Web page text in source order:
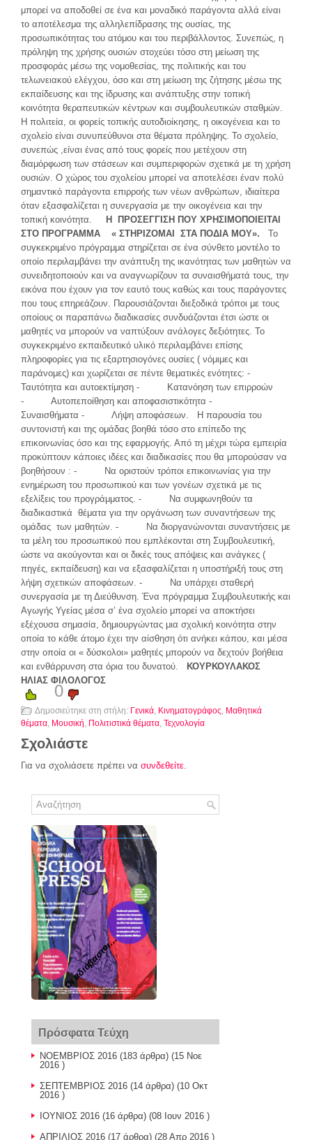
μπορεί να αποδοθεί σε ένα και μοναδικό παράγοντα αλλά είναι
το αποτέλεσμα της αλληλεπίδρασης της ουσίας, της
προσωπικότητας του ατόμου και του περιβάλλοντος. Συνεπώς, η
πρόληψη της χρήσης ουσιών στοχεύει τόσο στη μείωση της
προσφοράς μέσω της νομοθεσίας, της πολιτικής και του
τελωνειακού ελέγχου, όσο και στη μείωση της ζήτησης μέσω της
εκπαίδευσης και της ίδρυσης και ανάπτυξης στην τοπική
κοινότητα θεραπευτικών κέντρων και συμβουλευτικών σταθμών.
Η πολιτεία, οι φορείς τοπικής αυτοδιοίκησης, η οικογένεια και το
σχολείο είναι συνυπεύθυνοι στα θέματα πρόληψης. Το σχολείο,
συνεπώς ,είναι ένας από τους φορείς που μετέχουν στη
διαμόρφωση των στάσεων και συμπεριφορών σχετικά με τη χρήση
ουσιών. Ο χώρος του σχολείου μπορεί να αποτελέσει έναν πολύ
σημαντικό παράγοντα επιρροής των νέων ανθρώπων, ιδιαίτερα
όταν εξασφαλίζεται η συνεργασία με την οικογένεια και την
τοπική κοινότητα.
Η ΠΡΟΣΕΓΓΙΣΗ ΠΟΥ ΧΡΗΣΙΜΟΠΟΙΕΙΤΑΙ
ΣΤΟ ΠΡΟΓΡΑΜΜΑ
« ΣΤΗΡΙΖΟΜΑΙ ΣΤΑ ΠΟΔΙΑ ΜΟΥ». Το
συγκεκριμένο πρόγραμμα στηρίζεται σε ένα σύνθετο μοντέλο το
οποίο περιλαμβάνει την ανάπτυξη της ικανότητας των μαθητών να
συνειδητοποιούν και να αναγνωρίζουν τα συναισθήματά τους, την
εικόνα που έχουν για τον εαυτό τους καθώς και τους παράγοντες
που τους επηρεάζουν. Παρουσιάζονται διεξοδικά τρόποι με τους
οποίους οι παραπάνω διαδικασίες συνδυάζονται έτσι ώστε οι
μαθητές να μπορούν να ναπτύξουν ανάλογες δεξιότητες. Το
συγκεκριμένο εκπαιδευτικό υλικό περιλαμβάνει επίσης
πληροφορίες για τις εξαρτησιογόνες ουσίες ( νόμιμες και
παράνομες) και χωρίζεται σε πέντε θεματικές ενότητες: -
Ταυτότητα και αυτοεκτίμηση - Κατανόηση των επιρροών
- Αυτοπεποίθηση και αποφασιστικότητα -
Συναισθήματα - Λήψη αποφάσεων. Η παρουσία του
συντονιστή και της ομάδας βοηθά τόσο στο επίπεδο της
επικοινωνίας όσο και της εφαρμογής. Από τη μέχρι τώρα εμπειρία
προκύπτουν κάποιες ιδέες και διαδικασίες που θα μπορούσαν να
βοηθήσουν : - Να οριστούν τρόποι επικοινωνίας για την
ενημέρωση του προσωπικού και των γονέων σχετικά με τις
εξελίξεις του προγράμματος. - Να συμφωνηθούν τα
διαδικαστικά θέματα για την οργάνωση των συναντήσεων της
ομάδας των μαθητών. - Να διοργανώνονται συναντήσεις με
τα μέλη του προσωπικού που εμπλέκονται στη Συμβουλευτική,
ώστε να ακούγονται και οι δικές τους απόψεις και ανάγκες (
πηγές, εκπαίδευση) και να εξασφαλίζεται η υποστήριξή τους στη
λήψη σχετικών αποφάσεων. - Να υπάρχει σταθερή
συνεργασία με τη Διεύθυνση. Ένα πρόγραμμα Συμβουλευτικής και
Αγωγής Υγείας μέσα σ’ ένα σχολείο μπορεί να αποκτήσει
εξέχουσα σημασία, δημιουργώντας μια σχολική κοινότητα στην
οποία το κάθε άτομο έχει την αίσθηση ότι ανήκει κάπου, και μέσα
στην οποία οι « δύσκολοι» μαθητές μπορούν να δεχτούν βοήθεια
και ενθάρρυνση στα όρια του δυνατού.
ΚΟΥΡΚΟΥΛΑΚΟΣ
ΗΛΙΑΣ ΦΙΛΟΛΟΓΟΣ
0
Δημοσιεύτηκε στη στήλη: Γενικά, Κινηματογράφος, Μαθητικά
θέματα, Μουσική, Πολιτιστικά θέματα, Τεχνολογία
Σχολιάστε
Για να σχολιάσετε πρέπει να συνδεθείτε.
Οι αδιάβαστοι...
Πρόσφατα Τεύχη
ΝΟΕΜΒΡΙΟΣ 2016 (183 άρθρα) (15 Νοε
2016 )
ΣΕΠΤΕΜΒΡΙΟΣ 2016 (14 άρθρα) (10 Οκτ
2016 )
ΙΟΥΝΙΟΣ 2016 (16 άρθρα) (08 Ιουν 2016 )
ΑΠΡΙΛΙΟΣ 2016 (17 άρθρα) (28 Απρ 2016 )